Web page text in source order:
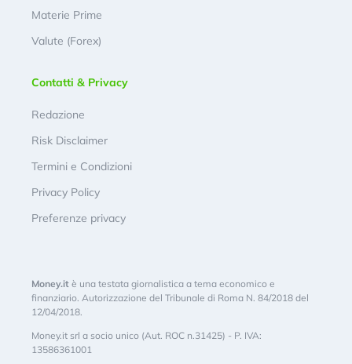
Materie Prime
Valute (Forex)
Contatti & Privacy
Redazione
Risk Disclaimer
Termini e Condizioni
Privacy Policy
Preferenze privacy
Money.it è una testata giornalistica a tema economico e
finanziario. Autorizzazione del Tribunale di Roma N. 84/2018 del
12/04/2018.
Money.it srl a socio unico (Aut. ROC n.31425) - P. IVA:
13586361001